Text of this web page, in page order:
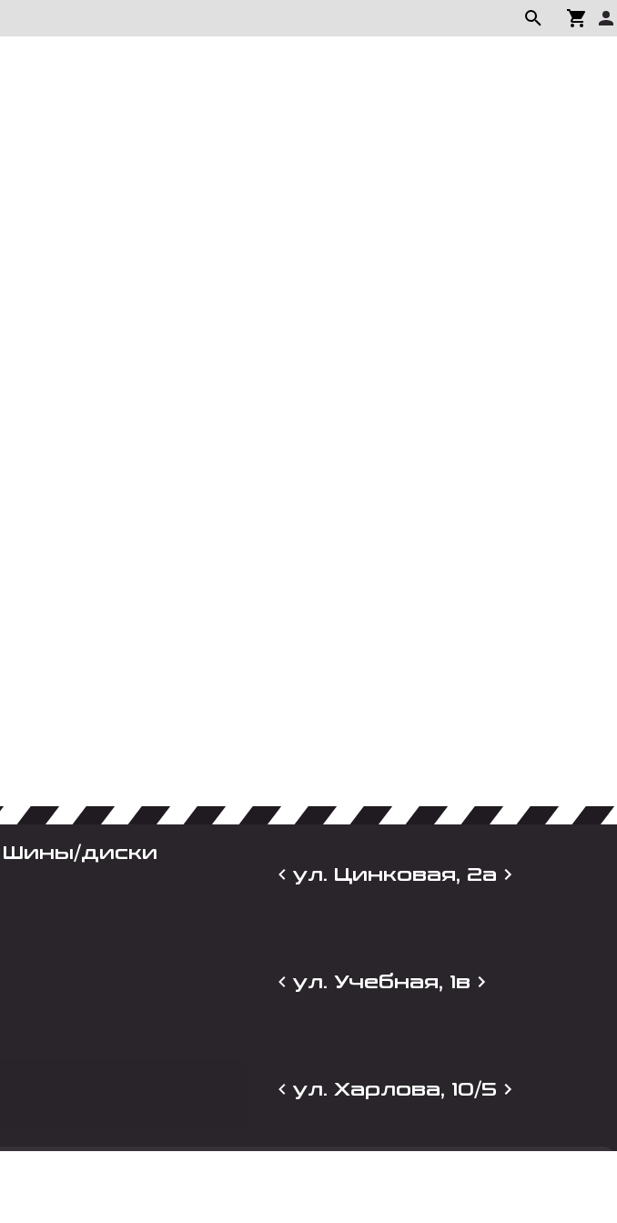
Шины/диски
ул. Цинковая, 2а
ул. Учебная, 1в
ул. Харлова, 10/5